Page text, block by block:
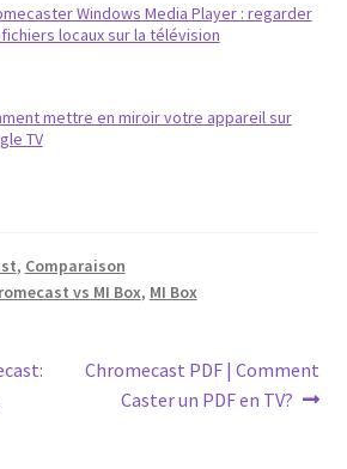
Windows Media Player : regarder
locaux sur la télévision
mettre en miroir votre appareil sur
TV
, Comparaison
vs MI Box, MI Box
Next
post:
Chromecast PDF | Comment
Caster un PDF en TV?